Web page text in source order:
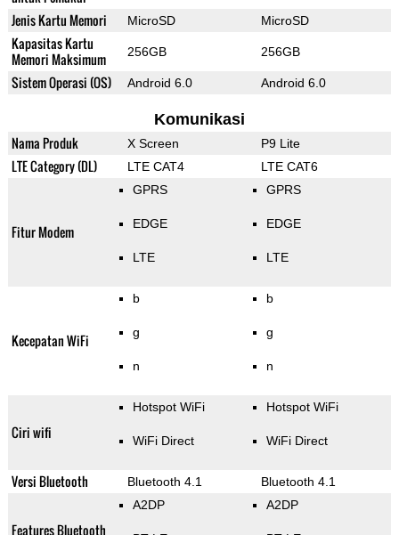
Jenis Kartu Memori MicroSD MicroSD
Kapasitas Kartu
Memori Maksimum
256GB 256GB
Sistem Operasi (OS) Android 6.0 Android 6.0
Komunikasi
Nama Produk X Screen P9 Lite
LTE Category (DL) LTE CAT4 LTE CAT6
Fitur Modem
GPRS
EDGE
LTE
GPRS
EDGE
LTE
Kecepatan WiFi
b
g
n
b
g
n
Ciri wifi
Hotspot WiFi
WiFi Direct
Hotspot WiFi
WiFi Direct
Versi Bluetooth Bluetooth 4.1 Bluetooth 4.1
Features Bluetooth
A2DP A2DP